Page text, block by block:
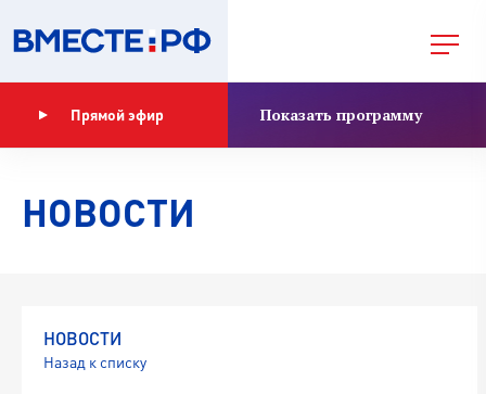
Прямой эфир Показать программу
НОВОСТИ
НОВОСТИ
Назад к списку